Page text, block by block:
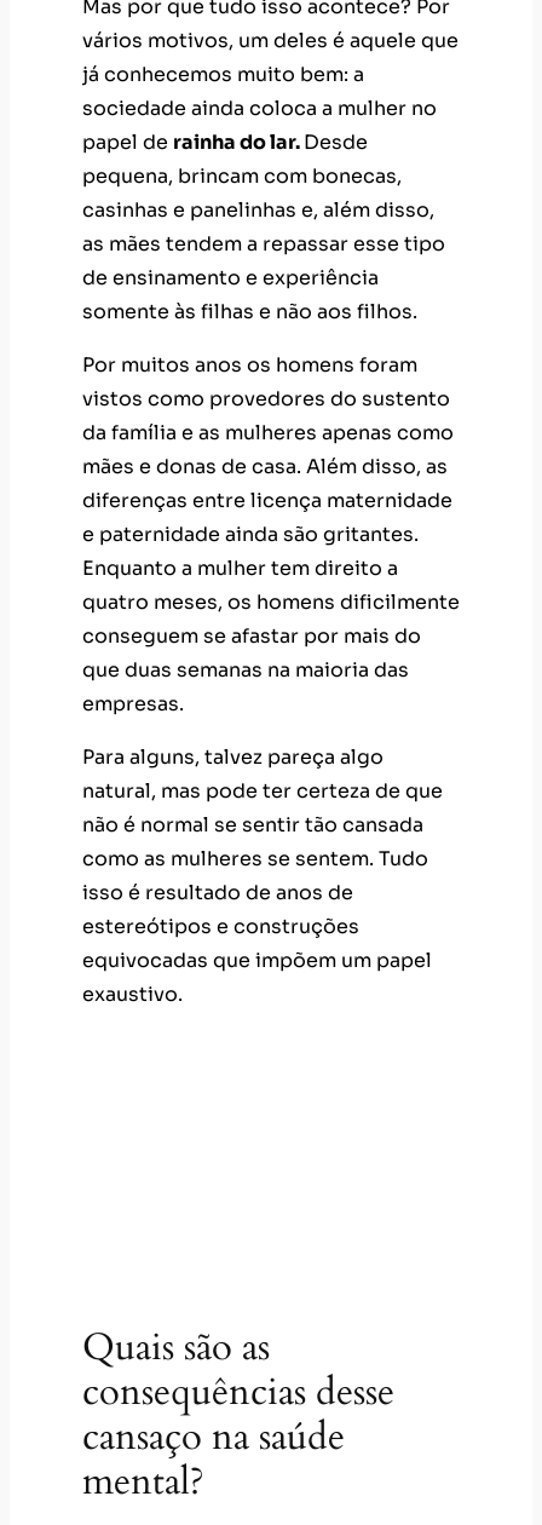
Mas por que tudo isso acontece? Por
vários motivos, um deles é aquele que
já conhecemos muito bem: a
sociedade ainda coloca a mulher no
papel de rainha do lar.Desde
pequena, brincam com bonecas,
casinhas e panelinhas e, além disso,
as mães tendem a repassar esse tipo
de ensinamento e experiência
somente às filhas e não aos filhos.
Por muitos anos os homens foram
vistos como provedores do sustento
da família e as mulheres apenas como
mães e donas de casa. Além disso, as
diferenças entre licença maternidade
e paternidade ainda são gritantes.
Enquanto a mulher tem direito a
quatro meses, os homens dificilmente
conseguem se afastar por mais do
que duas semanas na maioria das
empresas.
Para alguns, talvez pareça algo
natural, mas pode ter certeza de que
não é normal se sentir tão cansada
como as mulheres se sentem. Tudo
isso é resultado de anos de
estereótipos e construções
equivocadas que impõem um papel
exaustivo.
A sobrecarga mental que a mulher
sofre tem severas consequências na
sua saúde mental. Entre os principais
sintomas que sinalizam que algo não
vai bem, podemos citar: